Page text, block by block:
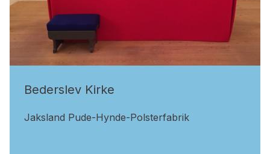
Bederslev Kirke
Jaksland Pude-Hynde-Polsterfabrik